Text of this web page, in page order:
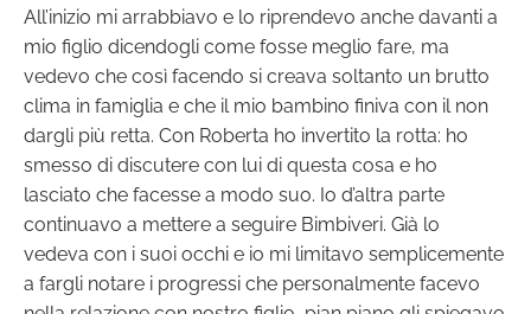
All’inizio mi arrabbiavo e lo riprendevo anche davanti a
mio figlio dicendogli come fosse meglio fare, ma
vedevo che così facendo si creava soltanto un brutto
clima in famiglia e che il mio bambino finiva con il non
dargli più retta. Con Roberta ho invertito la rotta: ho
smesso di discutere con lui di questa cosa e ho
lasciato che facesse a modo suo. Io d’altra parte
continuavo a mettere a seguire Bimbiveri. Già lo
vedeva con i suoi occhi e io mi limitavo semplicemente
a fargli notare i progressi che personalmente facevo